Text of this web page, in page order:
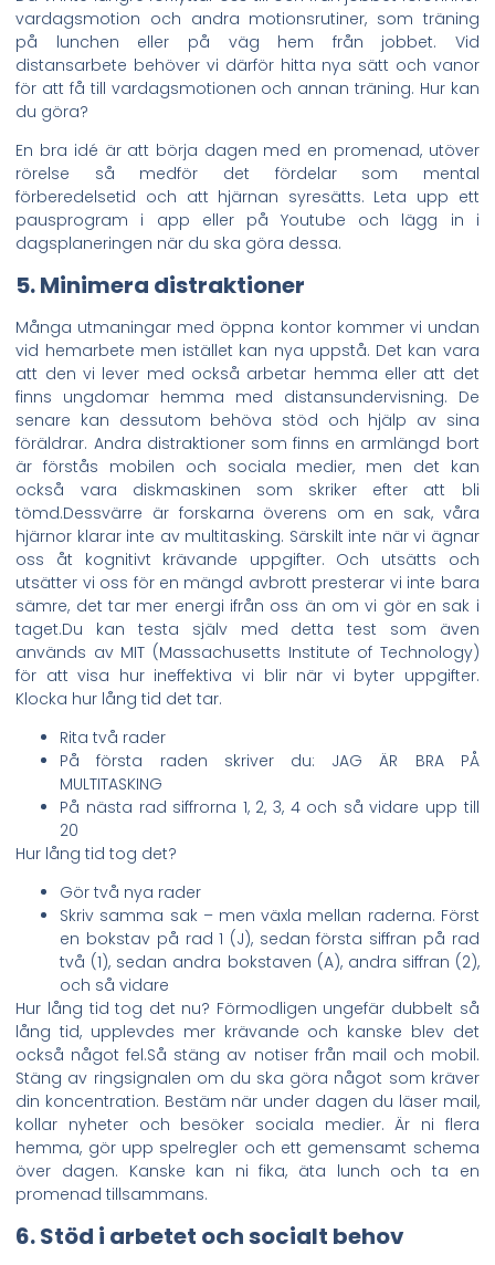
vardagsmotion och andra motionsrutiner, som träning
på lunchen eller på väg hem från jobbet. Vid
distansarbete behöver vi därför hitta nya sätt och vanor
för att få till vardagsmotionen och annan träning. Hur kan
du göra?
En bra idé är att börja dagen med en promenad, utöver
rörelse så medför det fördelar som mental
förberedelsetid och att hjärnan syresätts. Leta upp ett
pausprogram i app eller på Youtube och lägg in i
dagsplaneringen när du ska göra dessa.
5. Minimera distraktioner
Många utmaningar med öppna kontor kommer vi undan
vid hemarbete men istället kan nya uppstå. Det kan vara
att den vi lever med också arbetar hemma eller att det
finns ungdomar hemma med distansundervisning. De
senare kan dessutom behöva stöd och hjälp av sina
föräldrar. Andra distraktioner som finns en armlängd bort
är förstås mobilen och sociala medier, men det kan
också vara diskmaskinen som skriker efter att bli
tömd.Dessvärre är forskarna överens om en sak, våra
hjärnor klarar inte av multitasking. Särskilt inte när vi ägnar
oss åt kognitivt krävande uppgifter. Och utsätts och
utsätter vi oss för en mängd avbrott presterar vi inte bara
sämre, det tar mer energi ifrån oss än om vi gör en sak i
taget.Du kan testa själv med detta test som även
används av MIT (Massachusetts Institute of Technology)
för att visa hur ineffektiva vi blir när vi byter uppgifter.
Klocka hur lång tid det tar.
Rita två rader
På första raden skriver du: JAG ÄR BRA PÅ
MULTITASKING
På nästa rad siffrorna 1, 2, 3, 4 och så vidare upp till
20
Hur lång tid tog det?
Gör två nya rader
Skriv samma sak – men växla mellan raderna. Först
en bokstav på rad 1 (J), sedan första siffran på rad
två (1), sedan andra bokstaven (A), andra siffran (2),
och så vidare
Hur lång tid tog det nu? Förmodligen ungefär dubbelt så
lång tid, upplevdes mer krävande och kanske blev det
också något fel.Så stäng av notiser från mail och mobil.
Stäng av ringsignalen om du ska göra något som kräver
din koncentration. Bestäm när under dagen du läser mail,
kollar nyheter och besöker sociala medier. Är ni flera
hemma, gör upp spelregler och ett gemensamt schema
över dagen. Kanske kan ni fika, äta lunch och ta en
promenad tillsammans.
6. Stöd i arbetet och socialt behov